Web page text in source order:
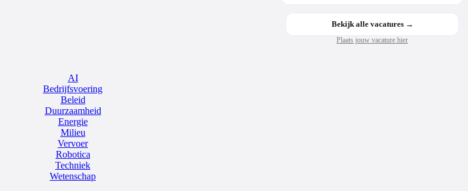
Bekijk alle vacatures →
Plaats jouw vacature hier
AI
Bedrijfsvoering
Beleid
Duurzaamheid
Energie
Milieu
Vervoer
Robotica
Techniek
Wetenschap